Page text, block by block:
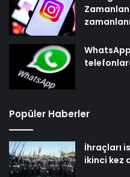
Popüler Haberler
İhraçları
ikinci kez